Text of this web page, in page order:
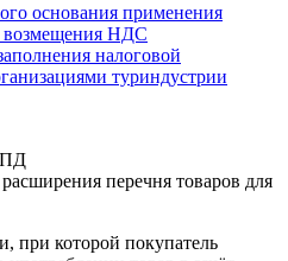
основания применения
возмещения НДС
налоговой
туриндустрии
перечня товаров для
при которой покупатель